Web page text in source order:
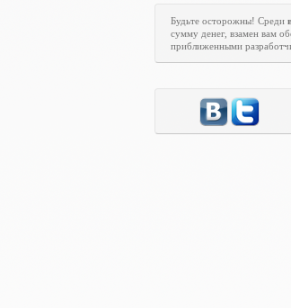
Будьте осторожны! Среди
сумму денег, взамен вам
приближенными